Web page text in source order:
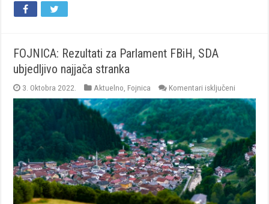
FOJNICA: Rezultati za Parlament FBiH, SDA
ubjedljivo najjača stranka
3. Oktobra 2022. Aktuelno Fojnica Komentari isključeni
FOJNICA:
Rezultati
za
FBiH,
SDA
ubjedljivo
najjača
stranka